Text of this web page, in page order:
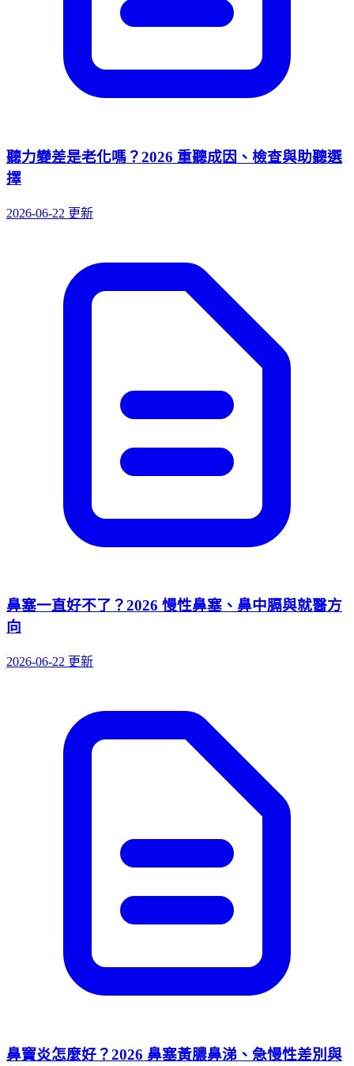
聽力變差是老化嗎？2026 重聽成因、檢查與助聽選
擇
2026-06-22 更新
鼻塞一直好不了？2026 慢性鼻塞、鼻中膈與就醫方
向
2026-06-22 更新
鼻竇炎怎麼好？2026 鼻塞黃膿鼻涕、急慢性差別與